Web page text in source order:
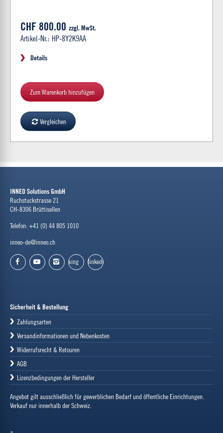
CHF 800.00 zzgl. MwSt.
Artikel-Nr.: HP-8Y2K9AA
Details
Zum Warenkorb hinzufügen
Vergleichen
INNEO Solutions GmbH
Ruchstuckstrasse 21
CH-8306 Brüttisellen
Telefon: +41 (0) 44 805 1010
inneo-de@inneo.ch
xing linkedin
Sicherheit & Bestellung
Zahlungsarten
Versandinformationen und Nebenkosten
Widerrufsrecht & Retouren
AGB
Lizenzbedingungen der Hersteller
Angebot gilt ausschließlich für gewerblichen Bedarf und öffentliche Einrichtungen.
Verkauf nur innerhalb der Schweiz.